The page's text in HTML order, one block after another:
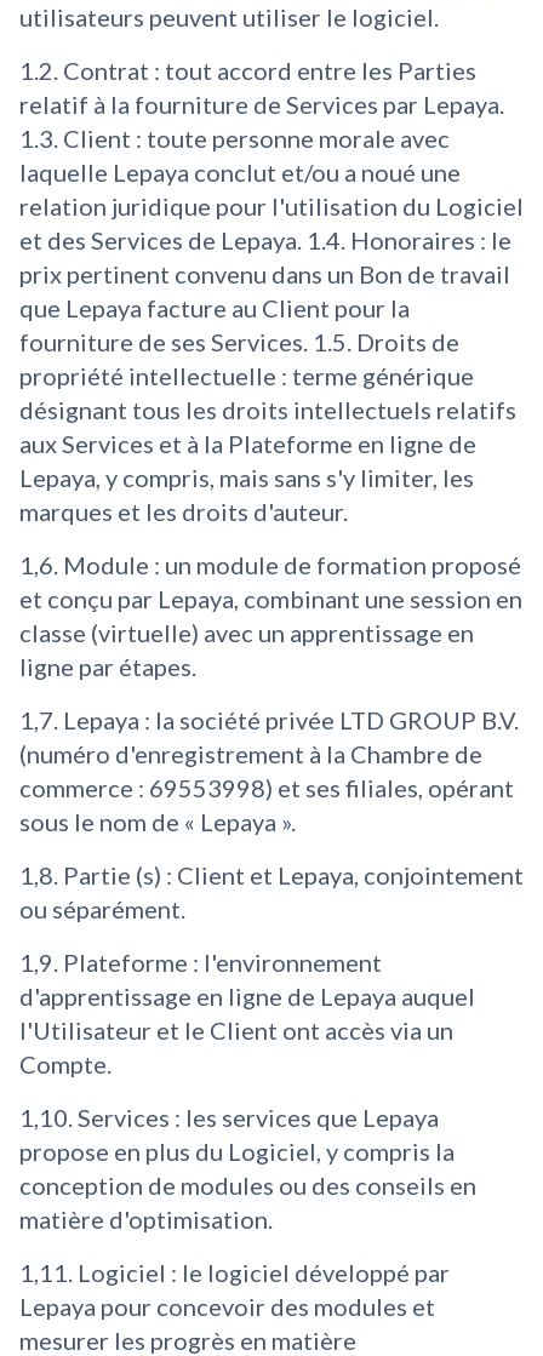
utilisateurs peuvent utiliser le logiciel.
1.2. Contrat : tout accord entre les Parties
relatif à la fourniture de Services par Lepaya.
1.3. Client : toute personne morale avec
laquelle Lepaya conclut et/ou a noué une
relation juridique pour l'utilisation du Logiciel
et des Services de Lepaya. 1.4. Honoraires : le
prix pertinent convenu dans un Bon de travail
que Lepaya facture au Client pour la
fourniture de ses Services. 1.5. Droits de
propriété intellectuelle : terme générique
désignant tous les droits intellectuels relatifs
aux Services et à la Plateforme en ligne de
Lepaya, y compris, mais sans s'y limiter, les
marques et les droits d'auteur.
1,6. Module : un module de formation proposé
et conçu par Lepaya, combinant une session en
classe (virtuelle) avec un apprentissage en
ligne par étapes.
1,7. Lepaya : la société privée LTD GROUP B.V.
(numéro d'enregistrement à la Chambre de
commerce : 69553998) et ses filiales, opérant
sous le nom de « Lepaya ».
1,8. Partie (s) : Client et Lepaya, conjointement
ou séparément.
1,9. Plateforme : l'environnement
d'apprentissage en ligne de Lepaya auquel
l'Utilisateur et le Client ont accès via un
Compte.
1,10. Services : les services que Lepaya
propose en plus du Logiciel, y compris la
conception de modules ou des conseils en
matière d'optimisation.
1,11. Logiciel : le logiciel développé par
Lepaya pour concevoir des modules et
mesurer les progrès en matière